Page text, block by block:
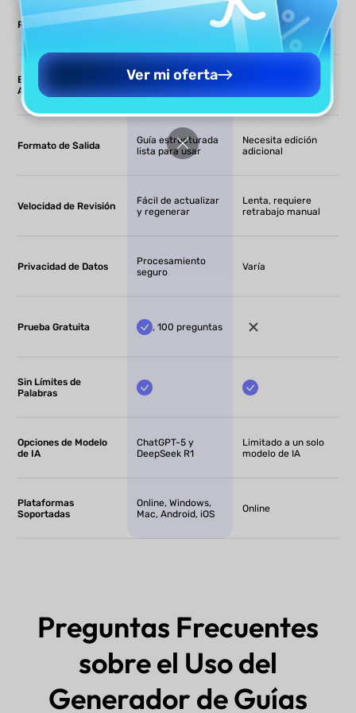
Reglas de Tono de Voz
Genera reglas
A menudo
ausentes o vagas
Entrada de Múltiples
Archivos
Maneja múltiples
un archivo a la vez
Formato de Salida
Guía estructurada
lista para usar
Necesita edición
adicional
Velocidad de Revisión
Fácil de actualizar
y regenerar
Lenta, requiere
retrabajo manual
Privacidad de Datos
Procesamiento
seguro
Varía
Prueba Gratuita , 100 preguntas
Sin Límites de
Palabras
Opciones de Modelo
de IA
ChatGPT-5 y
DeepSeek R1
Limitado a un solo
modelo de IA
Plataformas
Soportadas
Online, Windows,
Mac, Android, iOS
Online
Preguntas Frecuentes
sobre el Uso del
Generador de Guías
Ver mi oferta